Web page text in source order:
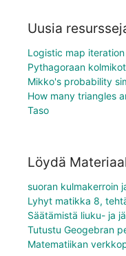
Uusia
Logistic map
Pythagoraan
Mikko's probability
How many triangles
Taso
Löydä
suoran kulmakerroin
Lyhyt matikka 8,
Säätämistä liuku- ja
Tutustu Geogebran
Matematiikan